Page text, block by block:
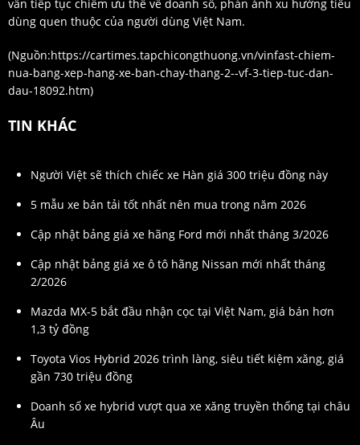
vẫn tiếp tục chiếm ưu thế về doanh số, phản ánh xu hướng tiêu
dùng quen thuộc của người dùng Việt Nam.
(Nguồn:https://cartimes.tapchicongthuong.vn/vinfast-chiem-
nua-bang-xep-hang-xe-ban-chay-thang-2--vf-3-tiep-tuc-dan-
dau-18092.htm)
TIN KHÁC
Người Việt sẽ thích chiếc xe Hàn giá 300 triệu đồng này
5 mẫu xe bán tải tốt nhất nên mua trong năm 2026
Cập nhật bảng giá xe hãng Ford mới nhất tháng 3/2026
Cập nhật bảng giá xe ô tô hãng Nissan mới nhất tháng
2/2026
Mazda MX-5 bắt đầu nhận cọc tại Việt Nam, giá bán hơn
1,3 tỷ đồng
Toyota Vios Hybrid 2026 trình làng, siêu tiết kiệm xăng, giá
gần 730 triệu đồng
Doanh số xe hybrid vượt qua xe xăng truyền thống tại châu
Âu